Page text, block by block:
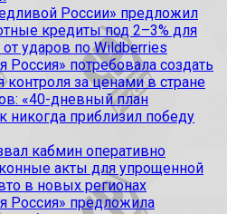
России» предложил
кредиты под 2–3% для
ударов по Wildberries
Россия» потребовала создать
контроля за ценами в стране
«40-дневный план
никогда приблизил победу
кабмин оперативно
акты для упрощенной
в новых регионах
Россия» предложила